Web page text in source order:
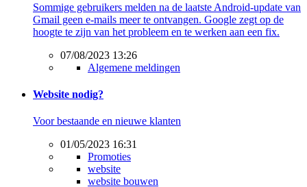
Sommige gebruikers melden na de laatste Android-update van
Gmail geen e-mails meer te ontvangen. Google zegt op de
hoogte te zijn van het probleem en te werken aan een fix.
07/08/2023 13:26
Algemene meldingen
Website nodig?
Voor bestaande en nieuwe klanten
01/05/2023 16:31
Promoties
website
website bouwen